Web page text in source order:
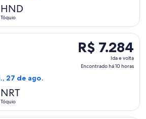
HND
Tóquio
R$ 7.284
Ida
e
R$ 7.284
Ida e volta
Encontrado há 10 horas
27 de ago.
NRT
Tóquio
Airlines, que sai em sáb., 8 de